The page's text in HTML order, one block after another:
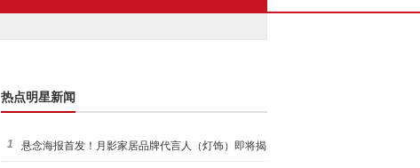
热点明星新闻
1 悬念海报首发！月影家居品牌代言人（灯饰）即将揭